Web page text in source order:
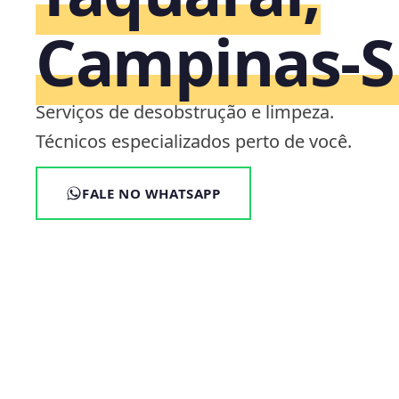
Serviços de desobstrução e limpeza.
Técnicos especializados perto de você.
FALE NO WHATSAPP